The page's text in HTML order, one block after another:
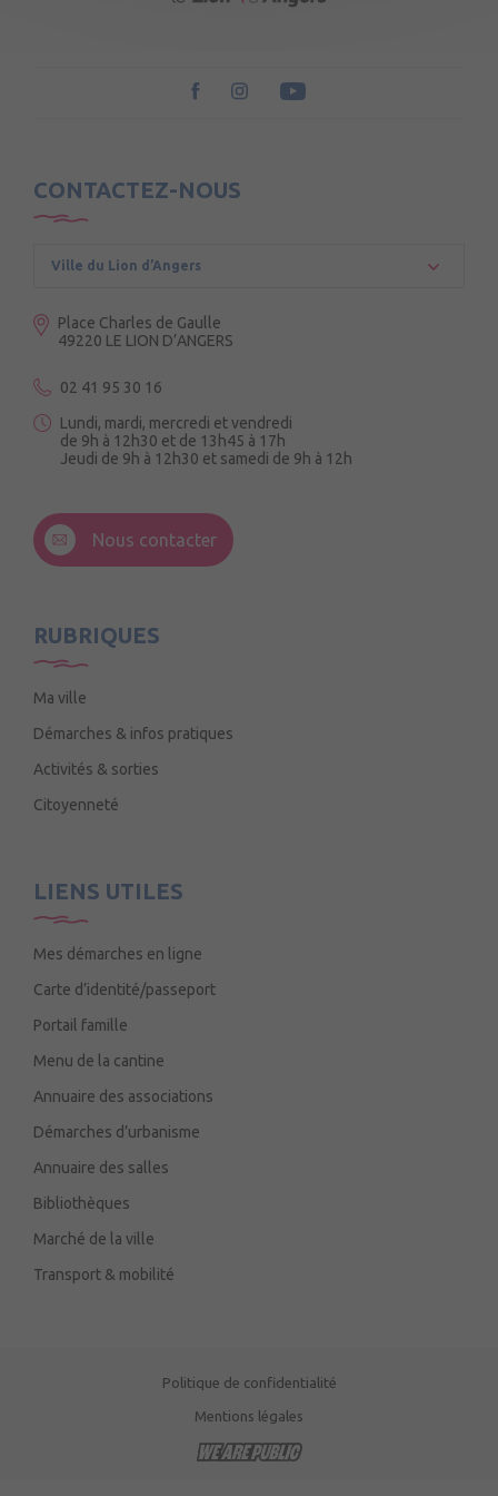
CONTACTEZ-NOUS
Ville du Lion d’Angers
Place Charles de Gaulle
49220 LE LION D’ANGERS
02 41 95 30 16
Lundi, mardi, mercredi et vendredi
de 9h à 12h30 et de 13h45 à 17h
Jeudi de 9h à 12h30 et samedi de 9h à 12h
49220 Andigné
Nous contacter
RUBRIQUES
Ma ville
Démarches & infos pratiques
Activités & sorties
Citoyenneté
LIENS UTILES
Mes démarches en ligne
Carte d’identité/passeport
Portail famille
Menu de la cantine
Annuaire des associations
Démarches d’urbanisme
Annuaire des salles
Bibliothèques
Marché de la ville
Transport & mobilité
Politique de confidentialité
Mentions légales